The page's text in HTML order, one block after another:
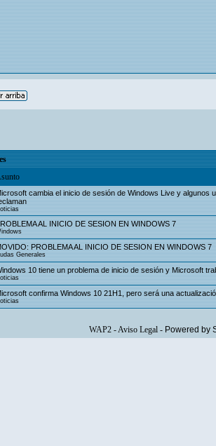
cambia el inicio de sesión de Windows Live y algunos
AL INICIO DE SESION EN WINDOWS 7
PROBLEMA AL INICIO DE SESION EN WINDOWS 7
Generales
10 tiene un problema de inicio de sesión y Microsoft
confirma Windows 10 21H1, pero será una
WAP2-Aviso Legal- Powered by